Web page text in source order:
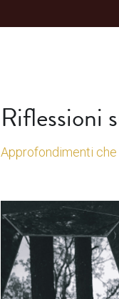
Riflessioni
Approfondimenti